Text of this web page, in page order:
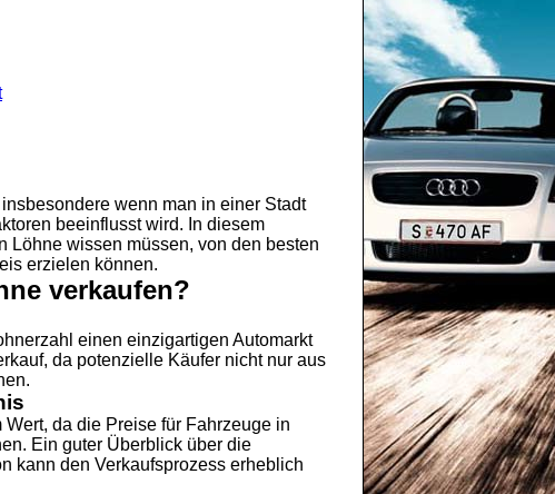
wenn man in einer Stadt
beeinflusst wird. In diesem
Löhne wissen müssen, von den besten
erzielen können.
verkaufen?
einen einzigartigen Automarkt
da potenzielle Käufer nicht nur aus
da die Preise für Fahrzeuge in
Ein guter Überblick über die
kann den Verkaufsprozess erheblich